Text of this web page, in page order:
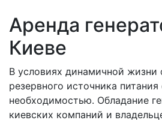
Аренда
Киеве
В условиях динамичной жизни
резервного источника питания
необходимостью. Обладание
киевских компаний и